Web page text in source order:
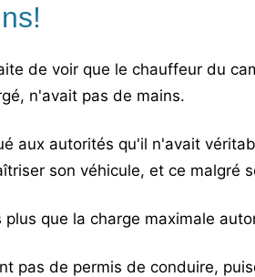
de voir que le chauffeur du
n'avait pas de mains.
aux autorités qu'il n'avait
son véhicule, et ce malgré
que la charge maximale
pas de permis de conduire,